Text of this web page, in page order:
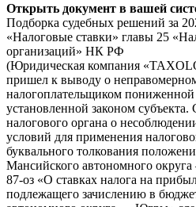
Открыть документ в вашей
Подборка судебных решений за
«Налоговые ставки» главы 25
организаций» НК РФ
(Юридическая компания
пришел к выводу о
налогоплательщиком
установленной законом
налогового органа о
условий для применения
буквального толкования
Мансийского автономного
87-оз «О ставках налога на
подлежащего зачислению в